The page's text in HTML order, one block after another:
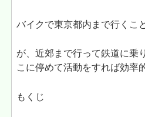
バイクで東京都内まで行くこ
が、近郊まで行って鉄道に乗
こに停めて活動をすれば効率
もくじ